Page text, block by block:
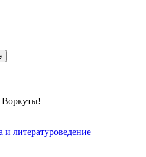
и литературоведение